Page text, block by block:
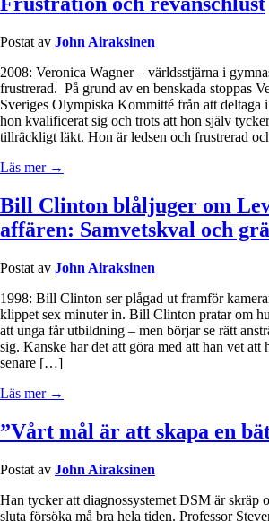
Postat av John Airaksinen
2008: Veronica Wagner – världsstjärna i
frustrerad. På grund av en benskada stoppas
Sveriges Olympiska Kommitté från att deltaga
hon kvalificerat sig och trots att hon själv
tillräckligt läkt. Hon är ledsen och frustrerad
Läs mer →
Bill Clinton blåljuger om
affären: Samvetskval och
Postat av John Airaksinen
1998: Bill Clinton ser plågad ut framför
klippet sex minuter in. Bill Clinton pratar om
att unga får utbildning – men börjar se rätt
sig. Kanske har det att göra med att han vet att
senare […]
Läs mer →
”Vårt mål är att skapa en
Postat av John Airaksinen
Han tycker att diagnossystemet DSM är skräp
sluta försöka må bra hela tiden. Professor